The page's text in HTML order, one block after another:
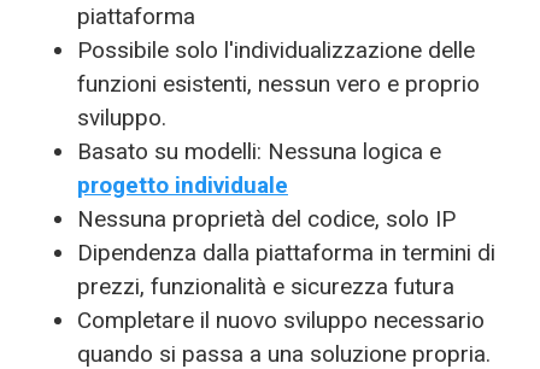
piattaforma
Possibile solo l'individualizzazione delle
funzioni esistenti, nessun vero e proprio
sviluppo.
Basato su modelli: Nessuna logica e
progetto individuale
Nessuna proprietà del codice, solo IP
Dipendenza dalla piattaforma in termini di
prezzi, funzionalità e sicurezza futura
Completare il nuovo sviluppo necessario
quando si passa a una soluzione propria.